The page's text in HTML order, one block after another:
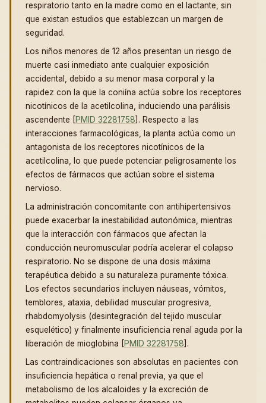
respiratorio tanto en la madre como en el lactante, sin
que existan estudios que establezcan un margen de
seguridad.
Los niños menores de 12 años presentan un riesgo de
muerte casi inmediato ante cualquier exposición
accidental, debido a su menor masa corporal y la
rapidez con la que la coniína actúa sobre los receptores
nicotínicos de la acetilcolina, induciendo una parálisis
ascendente [PMID 32281758]. Respecto a las
interacciones farmacológicas, la planta actúa como un
antagonista de los receptores nicotínicos de la
acetilcolina, lo que puede potenciar peligrosamente los
efectos de fármacos que actúan sobre el sistema
nervioso.
La administración concomitante con antihipertensivos
puede exacerbar la inestabilidad autonómica, mientras
que la interacción con fármacos que afectan la
conducción neuromuscular podría acelerar el colapso
respiratorio. No se dispone de una dosis máxima
terapéutica debido a su naturaleza puramente tóxica.
Los efectos secundarios incluyen náuseas, vómitos,
temblores, ataxia, debilidad muscular progresiva,
rhabdomyolysis (desintegración del tejido muscular
esquelético) y finalmente insuficiencia renal aguda por la
liberación de mioglobina [PMID 32281758].
Las contraindicaciones son absolutas en pacientes con
insuficiencia hepática o renal previa, ya que el
metabolismo de los alcaloides y la excreción de